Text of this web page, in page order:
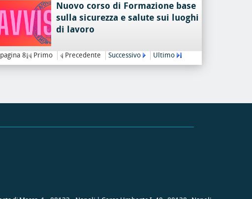
Nuovo corso di Formazione base
sulla sicurezza e salute sui luoghi
di lavoro
8 Primo Precedente Successivo Ultimo